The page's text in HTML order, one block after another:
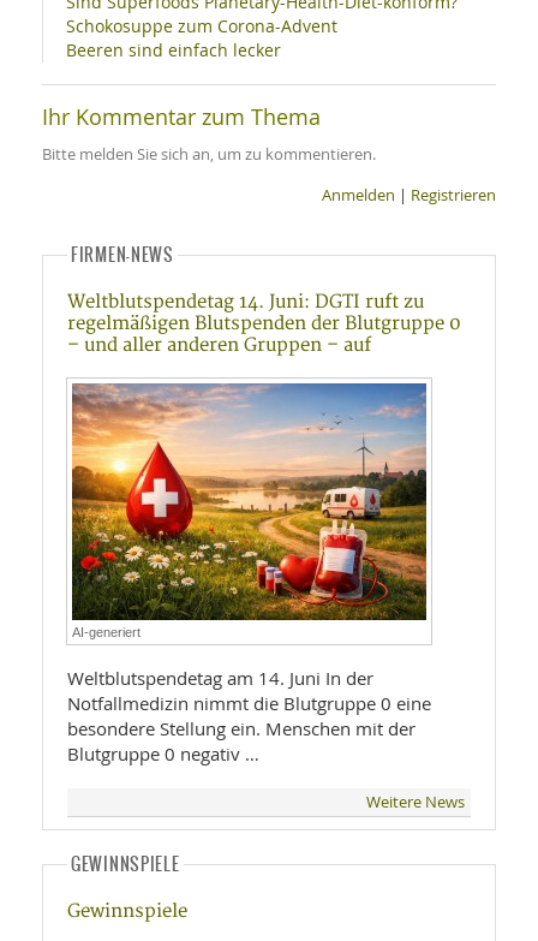
Schokosuppe zum Corona-Advent
Beeren sind einfach lecker
Ihr Kommentar zum Thema
Bitte melden Sie sich an, um zu kommentieren.
Anmelden | Registrieren
FIRMEN-NEWS
Weltblutspendetag 14. Juni: DGTI ruft zu
regelmäßigen Blutspenden der Blutgruppe 0
– und aller anderen Gruppen – auf
AI-generiert
Weltblutspendetag am 14. Juni In der
Notfallmedizin nimmt die Blutgruppe 0 eine
besondere Stellung ein. Menschen mit der
Blutgruppe 0 negativ …
Weitere News
GEWINNSPIELE
Gewinnspiele